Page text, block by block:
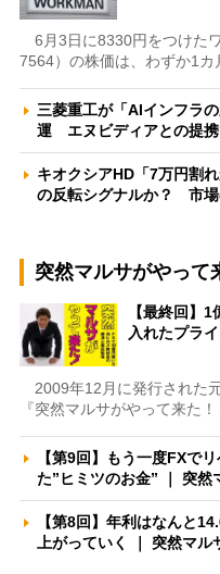
6月3日に8330円をつけた
7564）の株価は、わずか1
三菱重工が「AIインフラ
運 エヌビディアとの提
キオクシアHD「7万円割
の反転シグナルか？ 市
突然マルサがやって
【最終回】
入れたプラ
2009年12月に発行された
『突然マルサがやって来た
【第9回】もう一度FXで
た”ヒミツのお金” ｜ 突
【第8回】年利はなんと
上がっていく ｜ 突然マ